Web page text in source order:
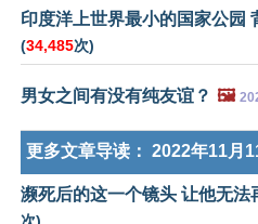
印度洋上世界最小的国家公园
(34,485次)
男女之间有没有纯友谊？ 🖼️
更多文章导读： 2022年11月
濒死后的这一个镜头 让他无法